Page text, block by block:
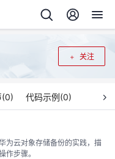
关注
(0) 代码示例(0)
为云对象存储备份的实践，描
作步骤。